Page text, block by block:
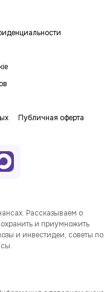
Публичная оферта
Рассказываем о
и приумножить
и инвестидеи, советы по